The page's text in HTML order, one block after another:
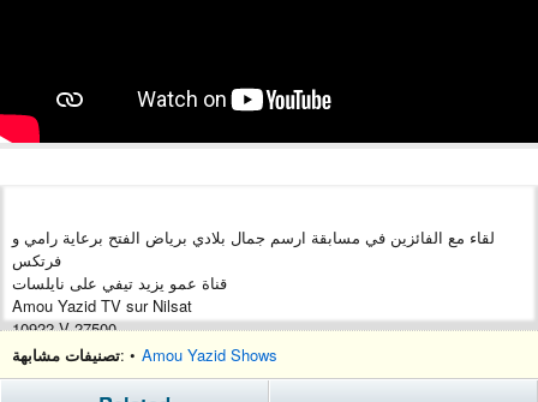
لقاء مع الفائزين في مسابقة ارسم جمال بلادي برياض الفتح برعاية رامي و
فرتكس
قناة عمو يزيد تيفي على نايلسات
Amou Yazid TV sur Nilsat
10922 V 27500
https://www.facebook.com/maa.amou.yazid/
https://www.youtube.com/channel/UChjS...
https://www.youtube.com/channel/UCty_...
تصنيفات مشابهة: • Amou Yazid Shows